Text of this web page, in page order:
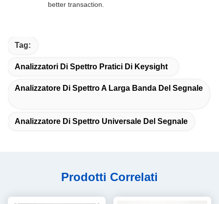
better transaction.
Tag:
Analizzatori Di Spettro Pratici Di Keysight
Analizzatore Di Spettro A Larga Banda Del Segnale
Analizzatore Di Spettro Universale Del Segnale
Prodotti Correlati